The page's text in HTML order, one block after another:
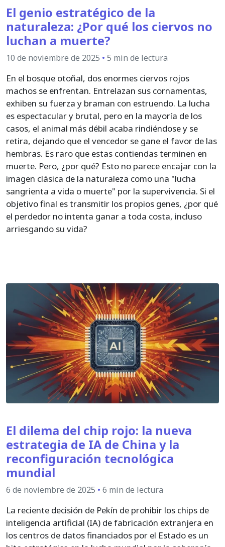
El genio estratégico de la
naturaleza: ¿Por qué los ciervos no
luchan a muerte?
10 de noviembre de 2025 • 5 min de lectura
En el bosque otoñal, dos enormes ciervos rojos
machos se enfrentan. Entrelazan sus cornamentas,
exhiben su fuerza y braman con estruendo. La lucha
es espectacular y brutal, pero en la mayoría de los
casos, el animal más débil acaba rindiéndose y se
retira, dejando que el vencedor se gane el favor de las
hembras. Es raro que estas contiendas terminen en
muerte. Pero, ¿por qué? Esto no parece encajar con la
imagen clásica de la naturaleza como una "lucha
sangrienta a vida o muerte" por la supervivencia. Si el
objetivo final es transmitir los propios genes, ¿por qué
el perdedor no intenta ganar a toda costa, incluso
arriesgando su vida?
El dilema del chip rojo: la nueva
estrategia de IA de China y la
reconfiguración tecnológica
mundial
6 de noviembre de 2025 • 6 min de lectura
La reciente decisión de Pekín de prohibir los chips de
inteligencia artificial (IA) de fabricación extranjera en
los centros de datos financiados por el Estado es un